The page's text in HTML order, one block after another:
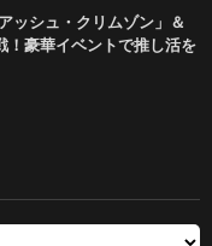
ッシュ・クリムゾン」＆
！豪華イベントで推し活を